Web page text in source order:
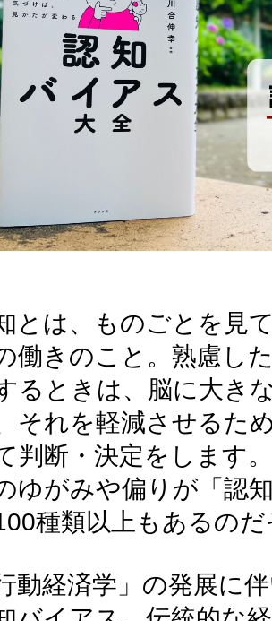
とは、ものごとを見
働きのこと。熟慮し
るときは、脳に大き
それを軽減させるた
判断・決定をします
ゆがみや偏りが「認
種類以上もあるの
行動経済学」の発展に